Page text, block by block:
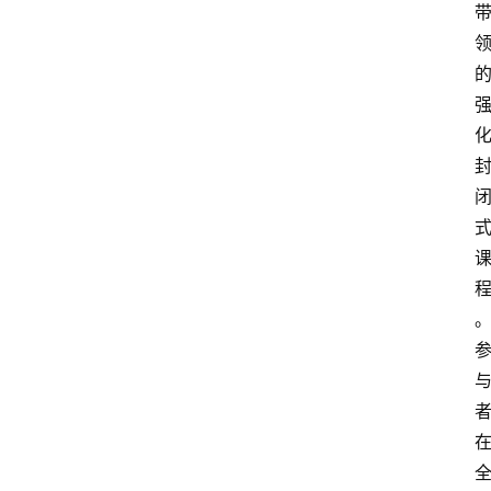
带
领
的
强
化
封
闭
式
课
程
。
参
与
者
在
全